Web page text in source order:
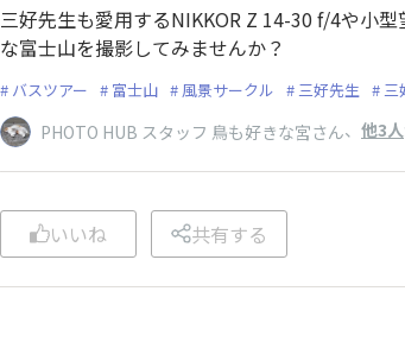
三好先生も愛用するNIKKOR Z 14-30 f/4や小
な富士山を撮影してみませんか？
バスツアー 富士山 風景サークル 三好先生 三
PHOTO HUB スタッフ 鳥も好きな宮さん、 他3人
いいね 共有する